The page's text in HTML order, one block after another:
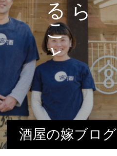
酒屋の嫁ブログ
と
る
こ
と